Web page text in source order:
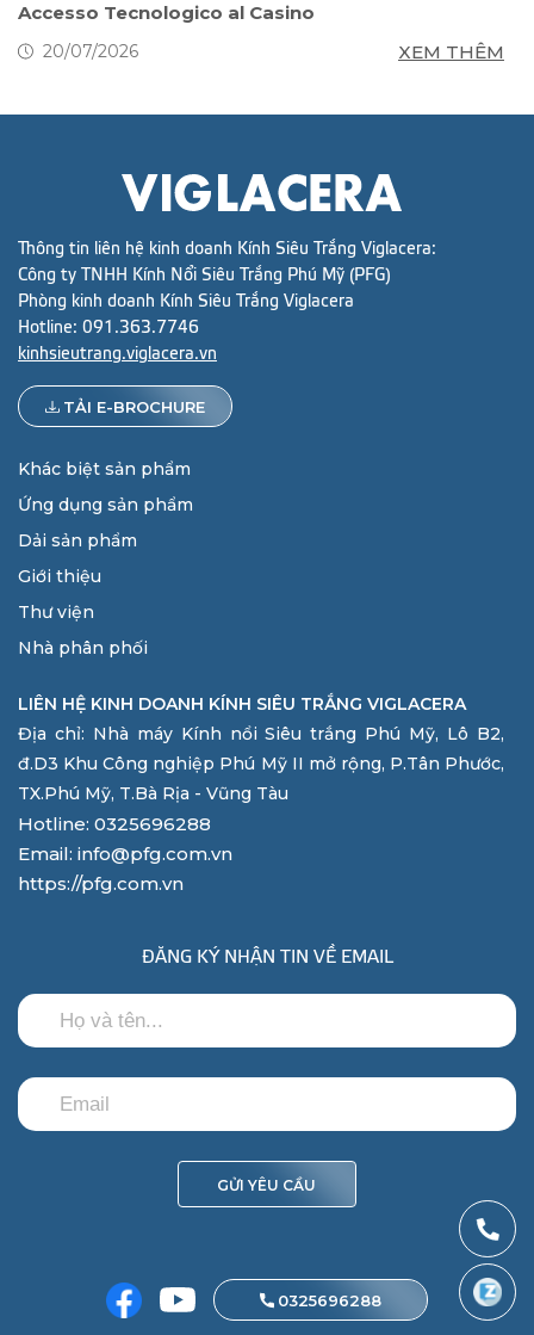
Accesso Tecnologico al Casino
20/07/2026 XEM THÊM
Thông tin liên hệ kinh doanh Kính Siêu Trắng Viglacera:
Công ty TNHH Kính Nổi Siêu Trắng Phú Mỹ (PFG)
Phòng kinh doanh Kính Siêu Trắng Viglacera
Hotline: 091.363.7746
kinhsieutrang.viglacera.vn
TẢI E-BROCHURE
Khác biệt sản phẩm
Ứng dụng sản phẩm
Dải sản phẩm
Giới thiệu
Thư viện
Nhà phân phối
LIÊN HỆ KINH DOANH KÍNH SIÊU TRẮNG VIGLACERA
Địa chỉ: Nhà máy Kính nổi Siêu trắng Phú Mỹ, Lô B2,
đ.D3 Khu Công nghiệp Phú Mỹ II mở rộng, P.Tân Phước,
TX.Phú Mỹ, T.Bà Rịa - Vũng Tàu
Hotline: 0325696288
Email: info@pfg.com.vn
https://pfg.com.vn
ĐĂNG KÝ NHẬN TIN VỀ EMAIL
GỬI YÊU CẦU
0325696288